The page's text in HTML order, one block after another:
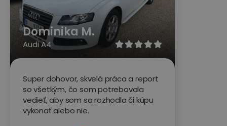

Dominika M.
Audi A4
Super dohovor, skvelá práca a report
so všetkým, čo som potrebovala
vedieť, aby som sa rozhodla či kúpu
vykonať alebo nie.